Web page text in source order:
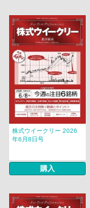
株式ウイークリー 2026
年6月8日号
購入